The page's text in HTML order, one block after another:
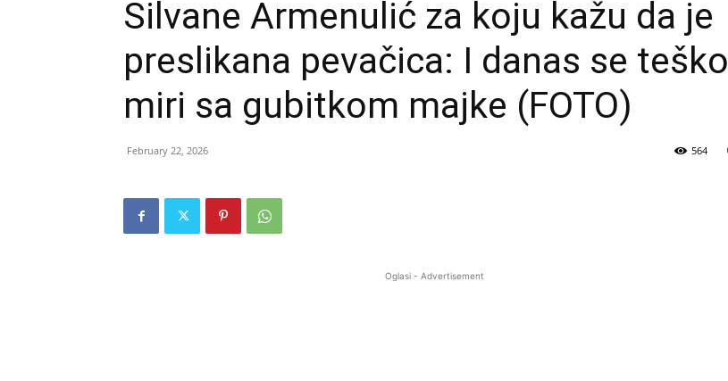
Silvane Armenulić za koju kažu da je
preslikana pevačica: I danas se teško
miri sa gubitkom majke (FOTO)
February 22, 2026 564
Oglasi - Advertisement